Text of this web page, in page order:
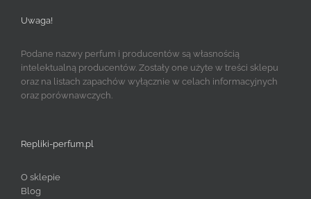
Uwaga!
Podane nazwy perfum i producentów są własnością
intelektualną producentów. Zostały one użyte w treści sklepu
oraz na listach zapachów wyłącznie w celach informacyjnych
oraz porównawczych.
Repliki-perfum.pl
O sklepie
Blog